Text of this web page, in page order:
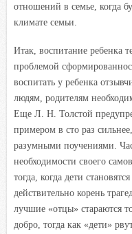
отношений в семье, когда
климате семьи.
Итак, воспитание ребенка
проблемой
воспитать у ребенка
людям, родителям
Еще Л. Н. Толстой
примером в сто раз
разумными поучениями.
необходимости своего
тогда, когда дети
действительно корень
лучшие «отцы» стараются
добро, тогда как «дети»